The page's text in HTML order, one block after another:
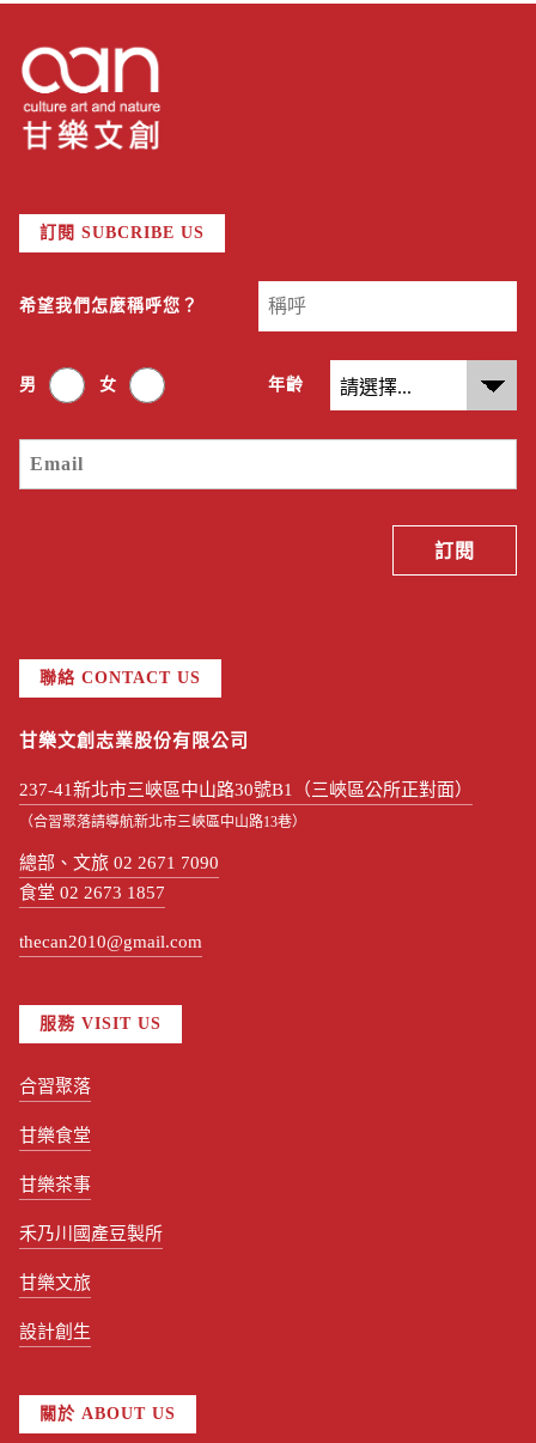
訂閱 SUBCRIBE US
希望我們怎麼稱呼您？
男 女 年齡
聯絡 CONTACT US
甘樂文創志業股份有限公司
237-41新北市三峽區中山路30號B1（三峽區公所正對面）
（合習聚落請導航新北市三峽區中山路13巷）
總部、文旅 02 2671 7090
食堂 02 2673 1857
thecan2010@gmail.com
服務 VISIT US
合習聚落
甘樂食堂
甘樂茶事
禾乃川國產豆製所
甘樂文旅
設計創生
關於 ABOUT US